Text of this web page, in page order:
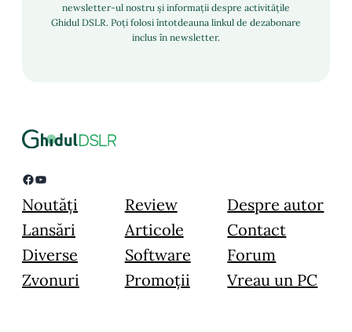
newsletter-ul nostru și informații despre activitățile
Ghidul DSLR. Poți folosi întotdeauna linkul de dezabonare
inclus în newsletter.
Facebook YouTube
Noutăți
Lansări
Diverse
Zvonuri
Review
Articole
Software
Promoții
Despre autor
Contact
Forum
Vreau un PC